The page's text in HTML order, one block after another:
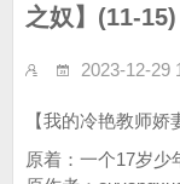
之奴】(11-
2023-12-29
【我的冷艳教师
原着：一个17岁少